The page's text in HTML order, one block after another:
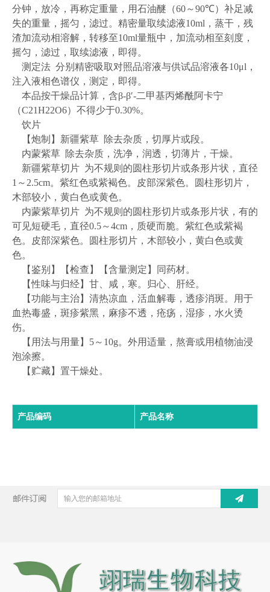
分钟，放冷，再称定重量，用石油醚（60～90℃）补足减
失的重量，摇匀，滤过。精密量取续滤液10ml ，蒸干，残
渣加流动相溶解，转移至10ml量瓶中，加流动相至刻度，
摇匀，滤过，取续滤液，即得。
测定法 分别精密吸取对照品溶液与供试品溶液各10μl ，
注入液相色谱仪，测定，即得。
本品按干燥品计算，含β-β′-二甲基丙烯酰阿卡宁
（C21H22O6）不得少于0.30%。
饮片
【炮制】新疆紫草 除去杂质，切厚片或段。
内蒙紫草 除去杂质，洗净，润透，切薄片，干燥。
新疆紫草切片 为不规则的圆柱形切片或条形片状，直径
1 ～ 2.5cm。紫红色或紫褐色。皮部深紫色。圆柱形切片，
木部较小，黄白色或黄色。
内蒙紫草切片 为不规则的圆柱形切片或条形片状，有的
可见短硬毛，直径0.5～4cm ，质硬而脆。紫红色或紫褐
色。皮部深紫色。圆柱形切片，木部较小，黄白色或黄
色。
【鉴别】【检查】【含量测定】同药材。
【性味与归经】甘、咸，寒。归心、肝经。
【功能与主治】清热凉血，活血解毒，透疹消斑。用于
血热毒盛，斑疹紫黑，麻疹不透，疮疡，湿疹，水火烫
伤。
【用法与用量】 5～ 10g。外用适量，熬膏或用植物油浸
泡涂擦。
【贮藏】置干燥处。
产品编码 产品名称